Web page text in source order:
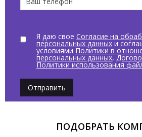
Я даю свое Согласие на
персональных данныхи
условиями Политики в
персональных данных,
Политики использования
Отправить
ПОДОБРАТЬ